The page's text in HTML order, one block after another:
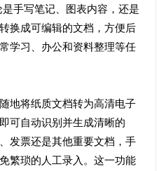
手写笔记、图表内容，还是
换成可编辑的文档，方便后
学习、办公和资料整理等任
地将纸质文档转为高清电子
可自动识别并生成清晰的
发票还是其他重要文档，手
繁琐的人工录入。这一功能